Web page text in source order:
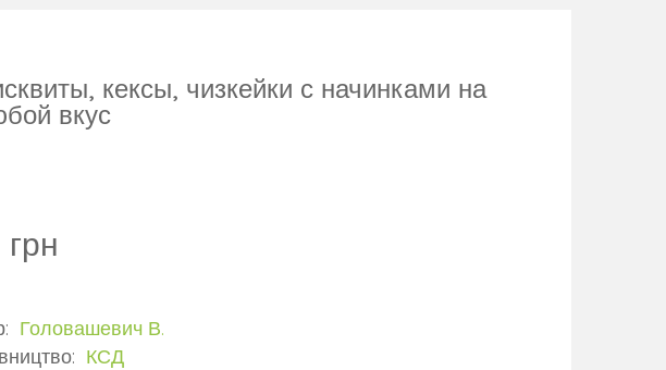
кексы, чизкейки с начинками на
вкус
Головашевич В.
КСД